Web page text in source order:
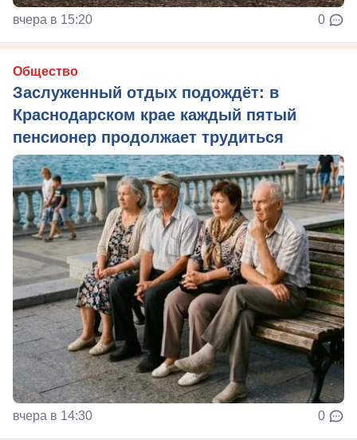
вчера в 15:20 0
Общество
Заслуженный отдых подождёт: в
Краснодарском крае каждый пятый
пенсионер продолжает трудиться
вчера в 14:30 0